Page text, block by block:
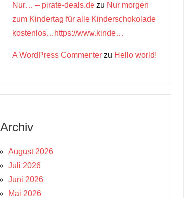
Nur… – pirate-deals.de zu Nur morgen
zum Kindertag für alle Kinderschokolade
kostenlos…https://www.kinde…
A WordPress Commenter zu Hello world!
Archiv
August 2026
Juli 2026
Juni 2026
Mai 2026